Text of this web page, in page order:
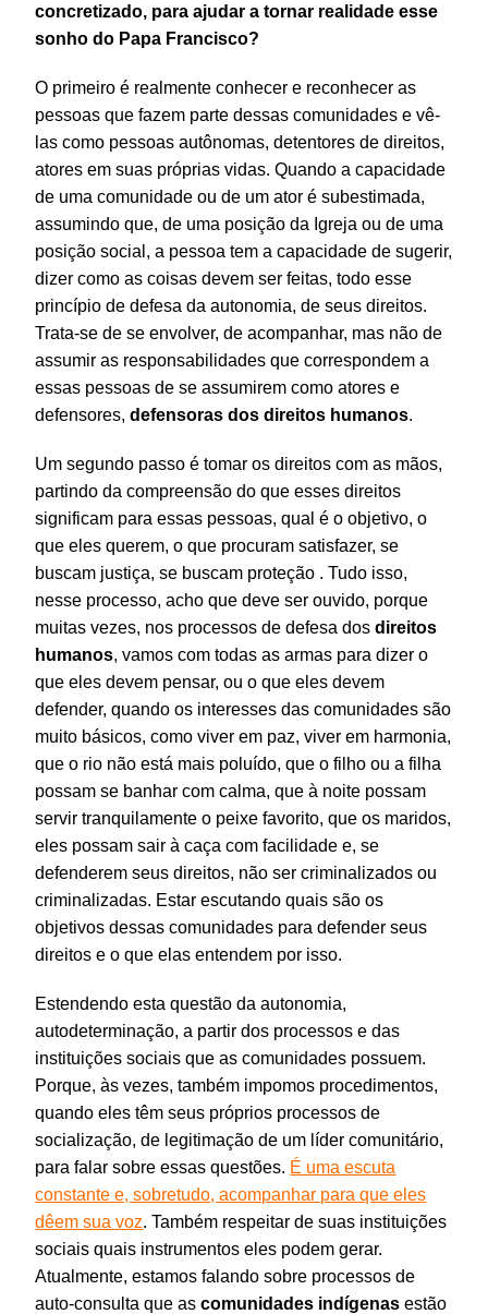
concretizado, para ajudar a tornar realidade esse
sonho do Papa Francisco?
O primeiro é realmente conhecer e reconhecer as
pessoas que fazem parte dessas comunidades e vê-
las como pessoas autônomas, detentores de direitos,
atores em suas próprias vidas. Quando a capacidade
de uma comunidade ou de um ator é subestimada,
assumindo que, de uma posição da Igreja ou de uma
posição social, a pessoa tem a capacidade de sugerir,
dizer como as coisas devem ser feitas, todo esse
princípio de defesa da autonomia, de seus direitos.
Trata-se de se envolver, de acompanhar, mas não de
assumir as responsabilidades que correspondem a
essas pessoas de se assumirem como atores e
defensores,defensoras dos direitos humanos.
Um segundo passo é tomar os direitos com as mãos,
partindo da compreensão do que esses direitos
significam para essas pessoas, qual é o objetivo, o
que eles querem, o que procuram satisfazer, se
buscam justiça, se buscam proteção . Tudo isso,
nesse processo, acho que deve ser ouvido, porque
muitas vezes, nos processos de defesa dosdireitos
humanos, vamos com todas as armas para dizer o
que eles devem pensar, ou o que eles devem
defender, quando os interesses das comunidades são
muito básicos, como viver em paz, viver em harmonia,
que o rio não está mais poluído, que o filho ou a filha
possam se banhar com calma, que à noite possam
servir tranquilamente o peixe favorito, que os maridos,
eles possam sair à caça com facilidade e, se
defenderem seus direitos, não ser criminalizados ou
criminalizadas. Estar escutando quais são os
objetivos dessas comunidades para defender seus
direitos e o que elas entendem por isso.
Estendendo esta questão da autonomia,
autodeterminação, a partir dos processos e das
instituições sociais que as comunidades possuem.
Porque, às vezes, também impomos procedimentos,
quando eles têm seus próprios processos de
socialização, de legitimação de um líder comunitário,
para falar sobre essas questões. É uma escuta
constante e, sobretudo, acompanhar para que eles
dêem sua voz. Também respeitar de suas instituições
sociais quais instrumentos eles podem gerar.
Atualmente, estamos falando sobre processos de
auto-consulta que ascomunidades indígenas estão